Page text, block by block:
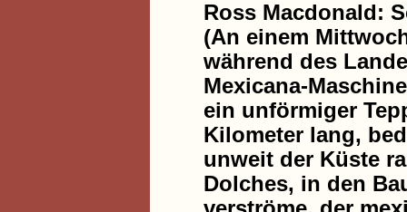
Ross Macdonald:
(An einem
während des
Mexicana-
ein unförmiger
Kilometer lang,
unweit der Küste
Dolches, in den